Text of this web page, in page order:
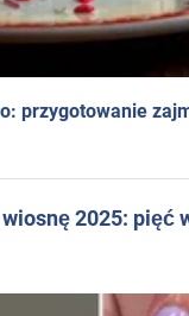
przygotowanie
2025: pięć